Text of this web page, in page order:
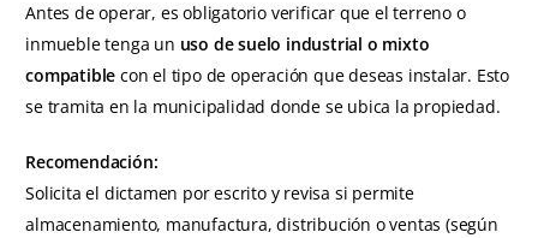
Antes de operar, es obligatorio verificar que el terreno o
inmueble tenga un uso de suelo industrial o mixto
compatible con el tipo de operación que deseas instalar. Esto
se tramita en la municipalidad donde se ubica la propiedad.
Recomendación:
Solicita el dictamen por escrito y revisa si permite
almacenamiento, manufactura, distribución o ventas (según